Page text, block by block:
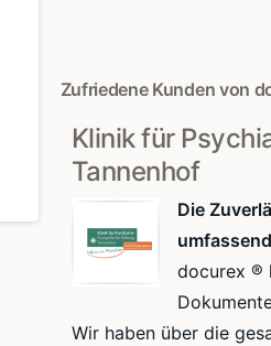
Zufriedene Kunden von
Klinik für
Tannenhof
Die
docurex ®
Wir haben über die